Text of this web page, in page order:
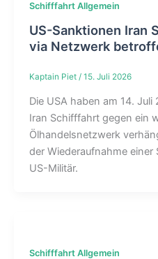
Schifffahrt Allgemein
US-Sanktionen Iran
via Netzwerk
Kaptain Piet / 15. Juli 2026
Die USA haben am 14.
Iran Schifffahrt gegen ein
Ölhandelsnetzwerk
der Wiederaufnahme
US-Militär.
Schifffahrt Allgemein